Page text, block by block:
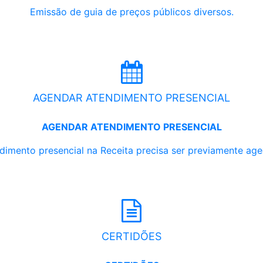
Emissão de guia de preços públicos diversos.
AGENDAR ATENDIMENTO PRESENCIAL
AGENDAR ATENDIMENTO PRESENCIAL
presencial na Receita precisa ser previamente
CERTIDÕES